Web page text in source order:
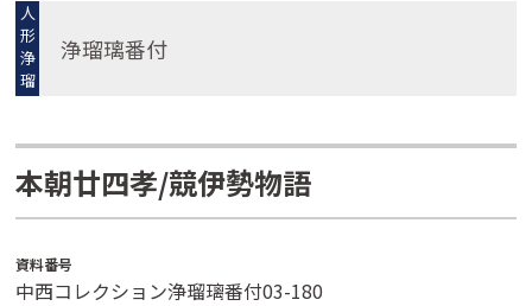
人
形
浄
瑠
璃
浄瑠璃番付
本朝廿四孝/競伊勢物語
資料番号
中西コレクション浄瑠璃番付03-180